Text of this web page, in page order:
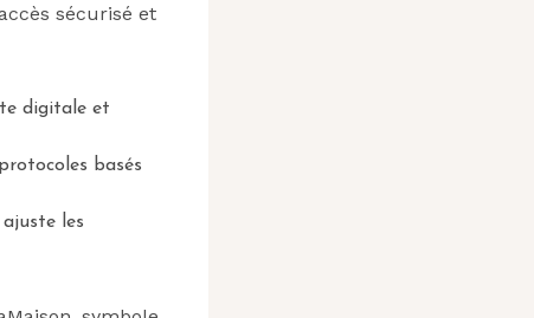
sécurisé et
digitale et
basés
les